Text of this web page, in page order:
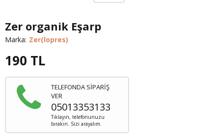
Zer organik Eşarp
Marka: Zer(lopres)
190 TL
TELEFONDA SİPARİŞ
VER
05013353133
Tıklayın, telefonunuzu
bırakın. Sizi arayalım.